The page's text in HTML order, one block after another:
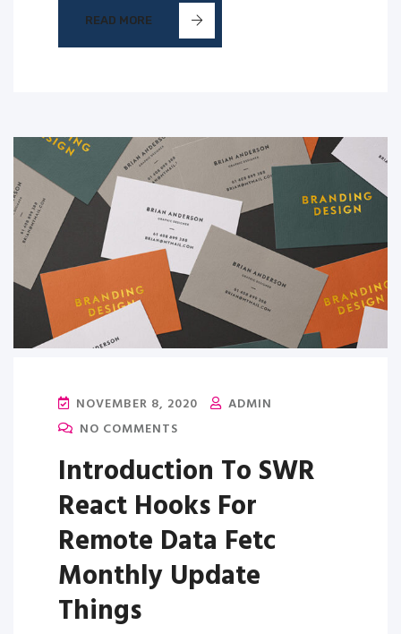
READ MORE
NOVEMBER 8, 2020
ADMIN
NO COMMENTS
Introduction To SWR
React Hooks For
Remote Data Fetc
Monthly Update
Things